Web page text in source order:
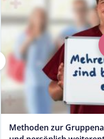
Methoden zur